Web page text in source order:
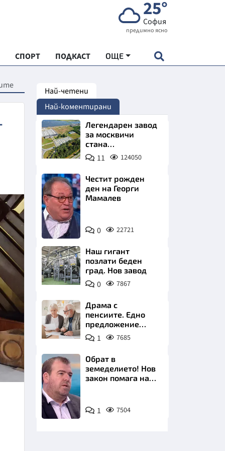
25°
София
предимно ясно
СПОРТ ПОДКАСТ ОЩЕ
"ЧУДЕСАТА НА БЪЛГАРИЯ"
ХРАНА
ИКОНОМИКА
Най-четени
Най-коментирани
Легендарен завод
за москвичи
стана
индустриално
чудо. Позлатява
11 124050
Снимка:
БНТ
Честит рожден
ден на Георги
Мамалев
0 22721
Наш гигант
позлати беден
град. Нов завод
0 7867
Драма с
пенсиите. Едно
предложение
удря над 800 000
българи
1 7685
Снимка:
бТВ
Обрат в
земеделието! Нов
закон помага на
1 7504